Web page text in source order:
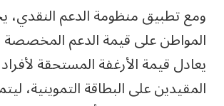
ومع تطبيق منظومة الدعم
المواطن على قيمة الدعم المخصصة
يعادل قيمة الأرغفة المستحقة
المقيدين على البطاقة التموينية،